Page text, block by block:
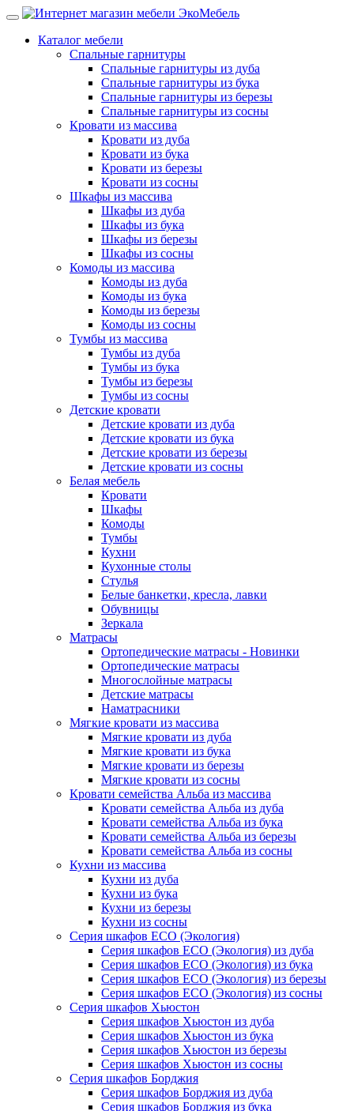
Каталог мебели
Спальные гарнитуры
Спальные гарнитуры из дуба
Спальные гарнитуры из бука
Спальные гарнитуры из березы
Спальные гарнитуры из сосны
Кровати из массива
Кровати из дуба
Кровати из бука
Кровати из березы
Кровати из сосны
Шкафы из массива
Шкафы из дуба
Шкафы из бука
Шкафы из березы
Шкафы из сосны
Комоды из массива
Комоды из дуба
Комоды из бука
Комоды из березы
Комоды из сосны
Тумбы из массива
Тумбы из дуба
Тумбы из бука
Тумбы из березы
Тумбы из сосны
Детские кровати
Детские кровати из дуба
Детские кровати из бука
Детские кровати из березы
Детские кровати из сосны
Белая мебель
Кровати
Шкафы
Комоды
Тумбы
Кухни
Кухонные столы
Стулья
Белые банкетки, кресла, лавки
Обувницы
Зеркала
Матрасы
Ортопедические матрасы - Новинки
Ортопедические матрасы
Многослойные матрасы
Детские матрасы
Наматрасники
Мягкие кровати из массива
Мягкие кровати из дуба
Мягкие кровати из бука
Мягкие кровати из березы
Мягкие кровати из сосны
Кровати семейства Альба из массива
Кровати семейства Альба из дуба
Кровати семейства Альба из бука
Кровати семейства Альба из березы
Кровати семейства Альба из сосны
Кухни из массива
Кухни из дуба
Кухни из бука
Кухни из березы
Кухни из сосны
Серия шкафов ECO (Экология)
Серия шкафов ECO (Экология) из дуба
Серия шкафов ECO (Экология) из бука
Серия шкафов ECO (Экология) из березы
Серия шкафов ECO (Экология) из сосны
Серия шкафов Хьюстон
Серия шкафов Хьюстон из дуба
Серия шкафов Хьюстон из бука
Серия шкафов Хьюстон из березы
Серия шкафов Хьюстон из сосны
Серия шкафов Борджия
Серия шкафов Борджия из дуба
Серия шкафов Борджия из бука